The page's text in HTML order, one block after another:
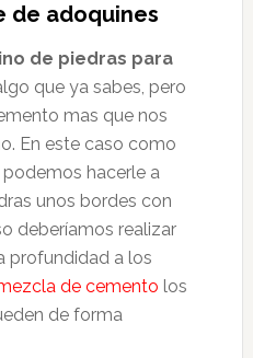
de adoquines
de piedras para
que ya sabes, pero
mas que nos
En este caso como
hacerle a
unos bordes con
deberíamos realizar
profundidad a los
de cemento los
de forma